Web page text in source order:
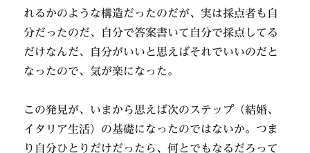
れるかのような構造だったのだが、実は採点者も自
分だったのだ、自分で答案書いて自分で採点してる
だけなんだ、自分がいいと思えばそれでいいのだと
なったので、気が楽になった。
この発見が、いまから思えば次のステップ（結婚、
イタリア生活）の基礎になったのではないか。つま
り自分ひとりだけだったら、何とでもなるだろって